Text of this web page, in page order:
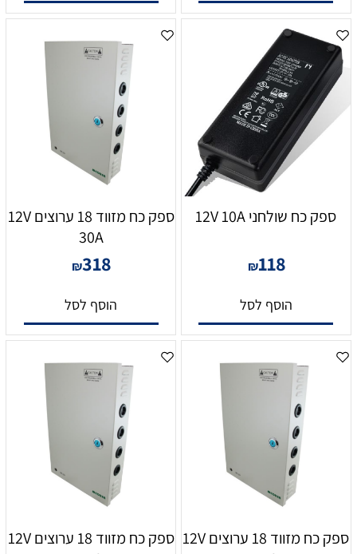
ספק כח שולחני 12V 10A
₪118
הוסף לסל
ספק כח מזווד 18 ערוצים 12V
30A
₪318
הוסף לסל
ספק כח מזווד 18 ערוצים 12V
ספק כח מזווד 18 ערוצים 12V